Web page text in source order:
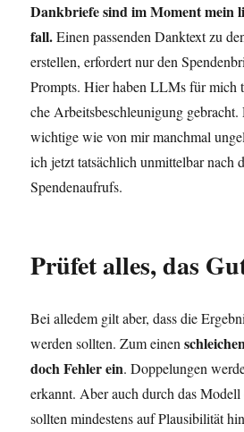
Dank­brie­fe sind im Moment mein
fall.Einen pas­sen­den Dank­text zu
erstel­len, erfor­dert nur den
Prompts. Hier haben LLMs für mich
che Arbeits­be­schleu­ni­gung
wich­ti­ge wie von mir manch­mal
ich jetzt tat­säch­lich unmit­tel­bar nach
Spendenaufrufs.
Prüfet alles, das
Bei alle­dem gilt aber, dass die
wer­den soll­ten. Zum einen
doch Feh­ler ein. Dop­pe­lun­gen
erkannt. Aber auch durch das Modell
soll­ten min­des­tens auf Plau­si­bi­li­tät